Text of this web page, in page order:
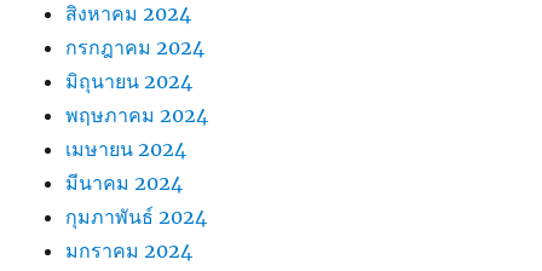
สิงหาคม 2024
กรกฎาคม 2024
มิถุนายน 2024
พฤษภาคม 2024
เมษายน 2024
มีนาคม 2024
กุมภาพันธ์ 2024
มกราคม 2024